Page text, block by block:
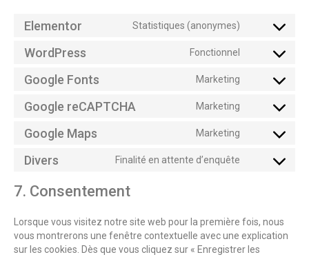
Elementor Statistiques (anonymes)
WordPress Fonctionnel
Google Fonts Marketing
Google reCAPTCHA Marketing
Google Maps Marketing
Divers Finalité en attente d’enquête
7. Consentement
Lorsque vous visitez notre site web pour la première fois, nous
vous montrerons une fenêtre contextuelle avec une explication
sur les cookies. Dès que vous cliquez sur « Enregistrer les